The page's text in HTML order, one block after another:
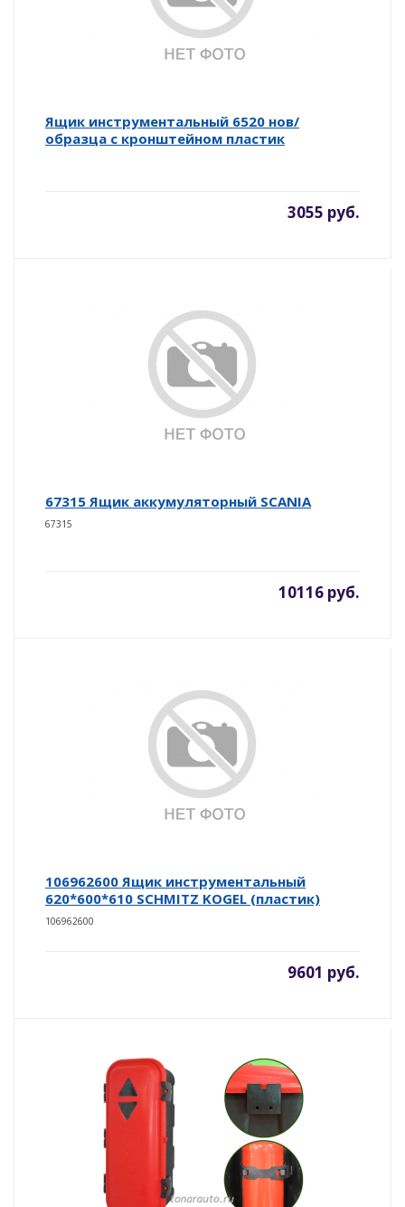
Ящик инструментальный 6520 нов/
образца с кронштейном пластик
3055 руб.
67315 Ящик аккумуляторный SCANIA
67315
10116 руб.
106962600 Ящик инструментальный
620*600*610 SCHMITZ KOGEL (пластик)
106962600
9601 руб.